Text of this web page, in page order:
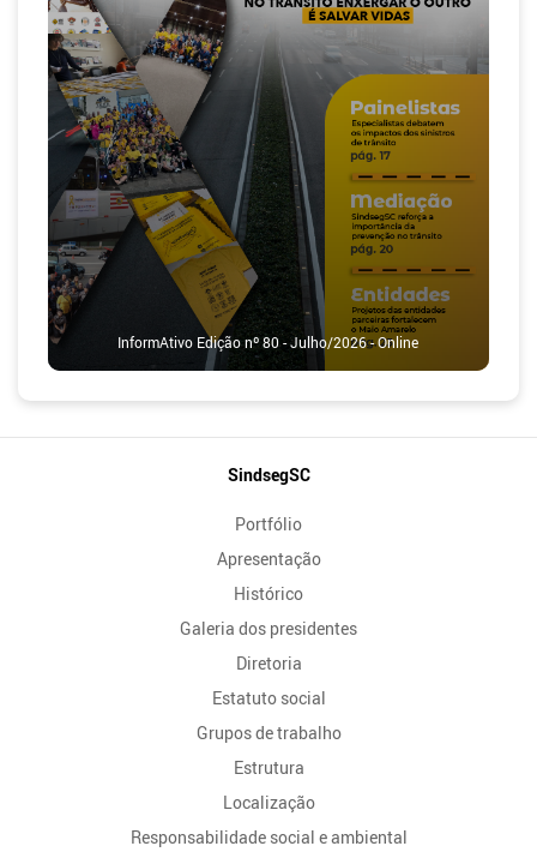
InformAtivo Edição nº 80 - Julho/2026 - Online
SindsegSC
Portfólio
Apresentação
Histórico
Galeria dos presidentes
Diretoria
Estatuto social
Grupos de trabalho
Estrutura
Localização
Responsabilidade social e ambiental